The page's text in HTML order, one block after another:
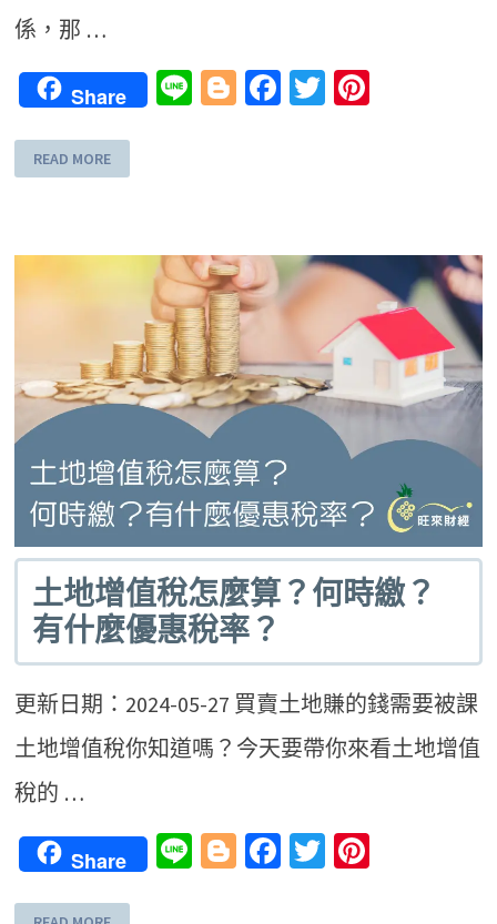
係，那 …
Share LineBlogger
Facebook
Twitter
READ MORE
土地增值稅怎麼算？何時繳？
有什麼優惠稅率？
更新日期：2024-05-27 買賣土地賺的錢需要被課
土地增值稅你知道嗎？今天要帶你來看土地增值
稅的 …
Share LineBlogger
Facebook
Twitter